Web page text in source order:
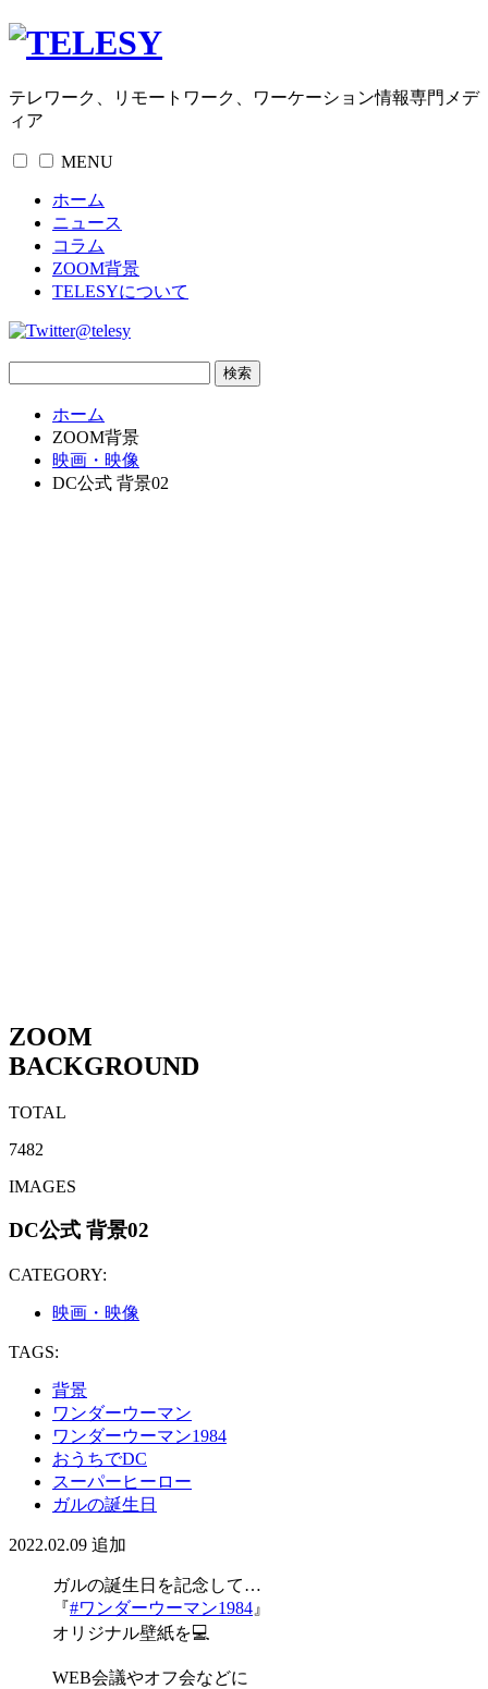
テレワーク、リモートワーク、ワーケーション情報専門メデ
ィア
MENU
ホーム
ニュース
コラム
ZOOM背景
TELESYについて
@telesy
ホーム
ZOOM背景
映画・映像
DC公式 背景02
ZOOM
BACKGROUND
TOTAL
7482
IMAGES
DC公式 背景02
CATEGORY:
映画・映像
TAGS:
背景
ワンダーウーマン
ワンダーウーマン1984
おうちでDC
スーパーヒーロー
ガルの誕生日
2022.02.09 追加
ガルの誕生日を記念して…
『#ワンダーウーマン1984 』
オリジナル壁紙を💻
WEB会議やオフ会などに